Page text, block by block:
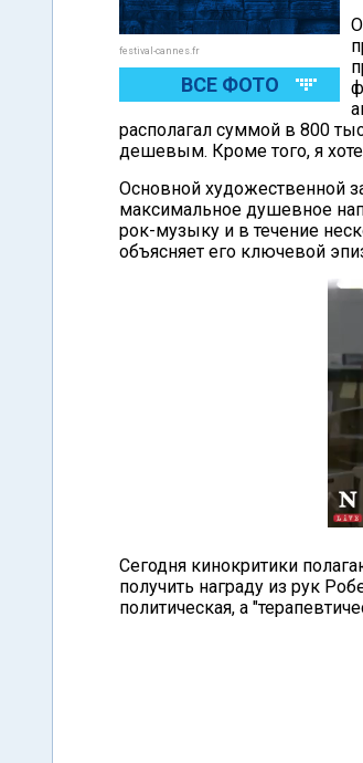
festival-cannes.fr
ВСЕ ФОТО
располагал суммой в 800
дешевым. Кроме того, я
Основной художественной
максимальное душевное
рок-музыку и в течение
объясняет его ключевой
Сегодня кинокритики
получить награду из рук
политическая, а